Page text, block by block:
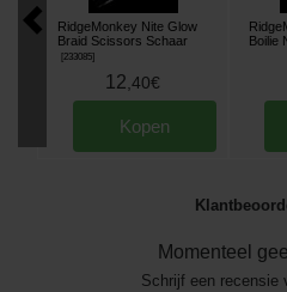
RidgeMonkey Nite Glow
Braid Scissors Schaar
[233085]
12,40€
Kopen
Boilie
Momenteel
Schrijf een recensie